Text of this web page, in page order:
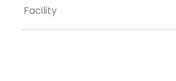
Facility